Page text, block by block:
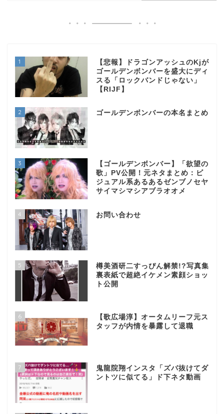
1
【悲報】ドラゴンアッシュのKjが
ゴールデンボンバーを盛大にディ
スる「ロックバンドじゃない」
【RIJF】
2 ゴールデンボンバーの本名まとめ
3
【ゴールデンボンバー】「欲望の
歌」PV公開！元ネタまとめ：ビ
ジュアル系あるあるゼンブノセヤ
サイマシマシアブラオオメ
4 お問い合わせ
5
樽美酒研二すっぴん解禁!?写真集
裏表紙で超絶イケメン素顔ショッ
ト公開
6
【歌広場淳】オータムリーフ元ス
タッフが内情を暴露して退職
7
鬼龍院翔インスタ「ズバ抜けてダ
ントツに似てる」ド下ネタ動画